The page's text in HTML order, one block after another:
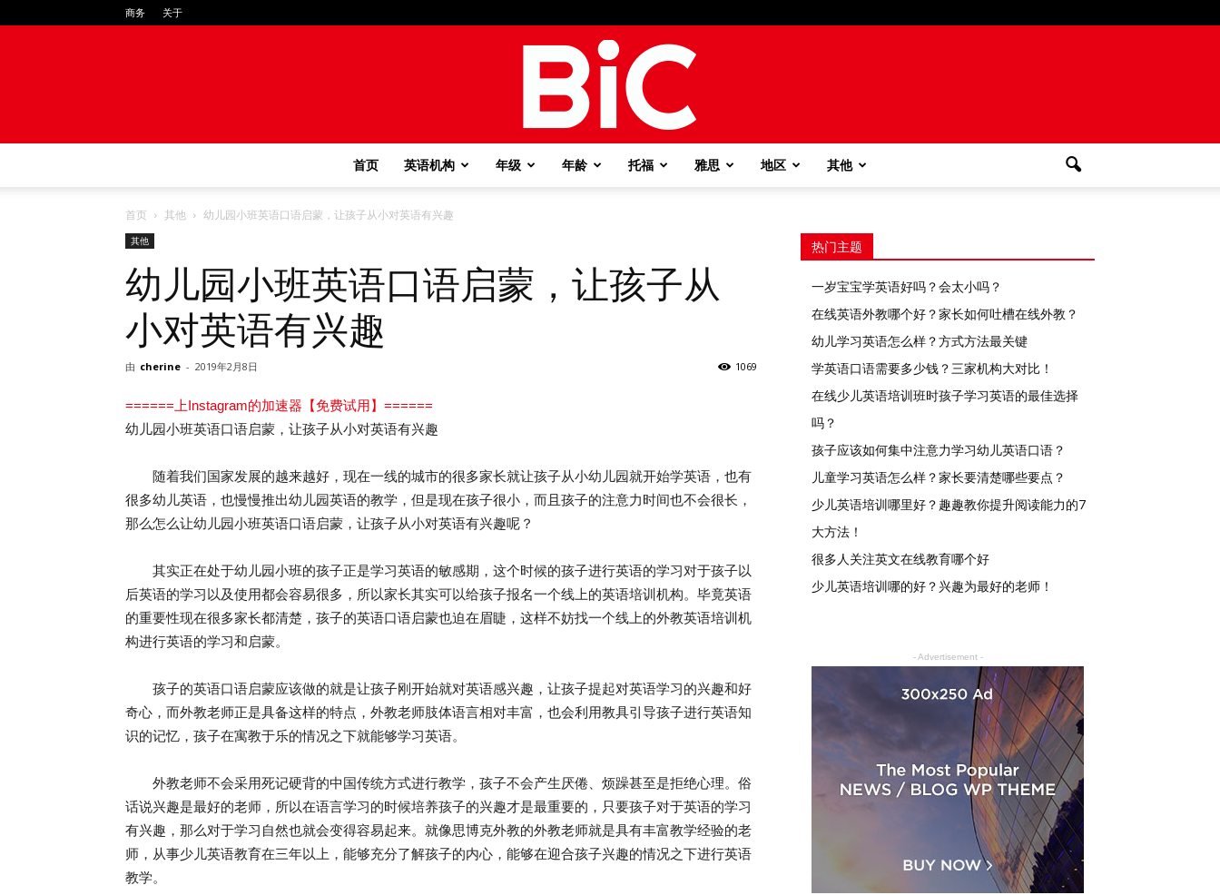
商务 关于
首页 英语机构 年级 年龄 托福 雅思 地区 其他
首页 其他 幼儿园小班英语口语启蒙，让孩子从小对英语有兴趣
其他
幼儿园小班英语口语启蒙，让孩子从
小对英语有兴趣
由 cherine - 2019年2月8日 1069
======上Instagram的加速器【免费试用】======
幼儿园小班英语口语启蒙，让孩子从小对英语有兴趣
随着我们国家发展的越来越好，现在一线的城市的很多家长就让孩子从小幼儿园就开始学英语，也有
很多幼儿英语，也慢慢推出幼儿园英语的教学，但是现在孩子很小，而且孩子的注意力时间也不会很长，
那么怎么让幼儿园小班英语口语启蒙，让孩子从小对英语有兴趣呢？
其实正在处于幼儿园小班的孩子正是学习英语的敏感期，这个时候的孩子进行英语的学习对于孩子以
后英语的学习以及使用都会容易很多，所以家长其实可以给孩子报名一个线上的英语培训机构。毕竟英语
的重要性现在很多家长都清楚，孩子的英语口语启蒙也迫在眉睫，这样不妨找一个线上的外教英语培训机
构进行英语的学习和启蒙。
孩子的英语口语启蒙应该做的就是让孩子刚开始就对英语感兴趣，让孩子提起对英语学习的兴趣和好
奇心，而外教老师正是具备这样的特点，外教老师肢体语言相对丰富，也会利用教具引导孩子进行英语知
识的记忆，孩子在寓教于乐的情况之下就能够学习英语。
外教老师不会采用死记硬背的中国传统方式进行教学，孩子不会产生厌倦、烦躁甚至是拒绝心理。俗
话说兴趣是最好的老师，所以在语言学习的时候培养孩子的兴趣才是最重要的，只要孩子对于英语的学习
有兴趣，那么对于学习自然也就会变得容易起来。就像思博克外教的外教老师就是具有丰富教学经验的老
师，从事少儿英语教育在三年以上，能够充分了解孩子的内心，能够在迎合孩子兴趣的情况之下进行英语
教学。
热门主题
一岁宝宝学英语好吗？会太小吗？
在线英语外教哪个好？家长如何吐槽在线外教？
幼儿学习英语怎么样？方式方法最关键
学英语口语需要多少钱？三家机构大对比！
在线少儿英语培训班时孩子学习英语的最佳选择
吗？
孩子应该如何集中注意力学习幼儿英语口语？
儿童学习英语怎么样？家长要清楚哪些要点？
少儿英语培训哪里好？趣趣教你提升阅读能力的7
大方法！
很多人关注英文在线教育哪个好
少儿英语培训哪的好？兴趣为最好的老师！
- Advertisement -